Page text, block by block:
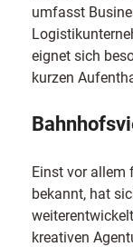
umfasst
eignet sich
kurzen
Einst vor allem
bekannt, hat
kreativen